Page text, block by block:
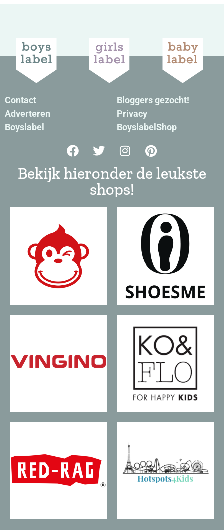
Contact
Adverteren
Boyslabel
Bloggers gezocht!
Privacy
BoyslabelShop
Bekijk hieronder de leukste
shops!